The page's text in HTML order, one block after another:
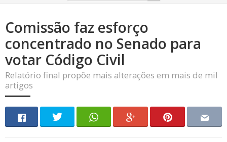
Comissão faz esforço
concentrado no Senado para
votar Código Civil
Relatório final propõe mais alterações em mais de mil
artigos